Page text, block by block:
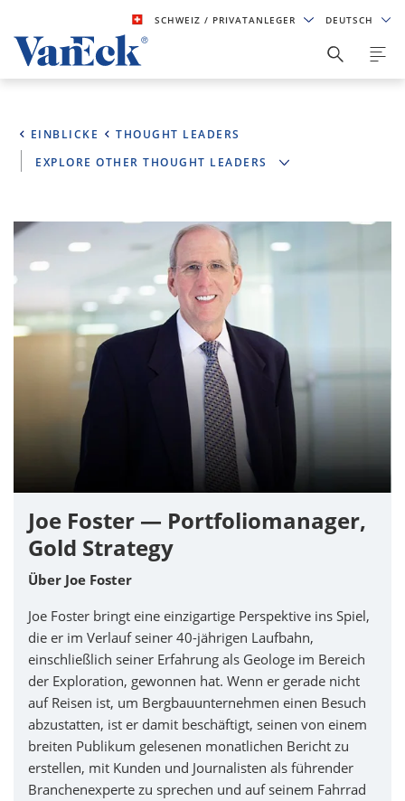
SCHWEIZ/ PRIVATANLEGER DEUTSCH
EINBLICKE
THOUGHT LEADERS
EXPLORE OTHER THOUGHT LEADERS
Joe Foster — Portfoliomanager,
Gold Strategy
Über Joe Foster
Joe Foster bringt eine einzigartige Perspektive ins Spiel,
die er im Verlauf seiner 40-jährigen Laufbahn,
einschließlich seiner Erfahrung als Geologe im Bereich
der Exploration, gewonnen hat. Wenn er gerade nicht
auf Reisen ist, um Bergbauunternehmen einen Besuch
abzustatten, ist er damit beschäftigt, seinen von einem
breiten Publikum gelesenen monatlichen Bericht zu
erstellen, mit Kunden und Journalisten als führender
Branchenexperte zu sprechen und auf seinem Fahrrad